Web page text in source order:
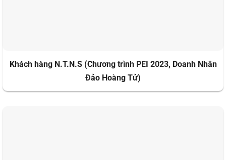
Khách hàng N.T.N.S (Chương trình PEI 2023, Doanh Nhân
Đảo Hoàng Tử)